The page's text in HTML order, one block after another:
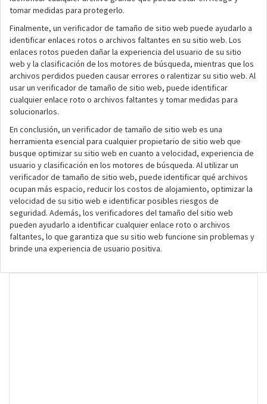
tomar medidas para protegerlo.
Finalmente, un verificador de tamaño de sitio web puede ayudarlo a
identificar enlaces rotos o archivos faltantes en su sitio web. Los
enlaces rotos pueden dañar la experiencia del usuario de su sitio
web y la clasificación de los motores de búsqueda, mientras que los
archivos perdidos pueden causar errores o ralentizar su sitio web. Al
usar un verificador de tamaño de sitio web, puede identificar
cualquier enlace roto o archivos faltantes y tomar medidas para
solucionarlos.
En conclusión, un verificador de tamaño de sitio web es una
herramienta esencial para cualquier propietario de sitio web que
busque optimizar su sitio web en cuanto a velocidad, experiencia de
usuario y clasificación en los motores de búsqueda. Al utilizar un
verificador de tamaño de sitio web, puede identificar qué archivos
ocupan más espacio, reducir los costos de alojamiento, optimizar la
velocidad de su sitio web e identificar posibles riesgos de
seguridad. Además, los verificadores del tamaño del sitio web
pueden ayudarlo a identificar cualquier enlace roto o archivos
faltantes, lo que garantiza que su sitio web funcione sin problemas y
brinde una experiencia de usuario positiva.